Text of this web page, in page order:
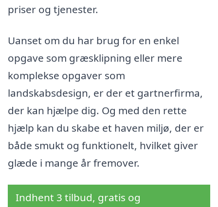
priser og tjenester.
Uanset om du har brug for en enkel
opgave som græsklipning eller mere
komplekse opgaver som
landskabsdesign, er der et gartnerfirma,
der kan hjælpe dig. Og med den rette
hjælp kan du skabe et haven miljø, der er
både smukt og funktionelt, hvilket giver
glæde i mange år fremover.
Indhent 3 tilbud, gratis og